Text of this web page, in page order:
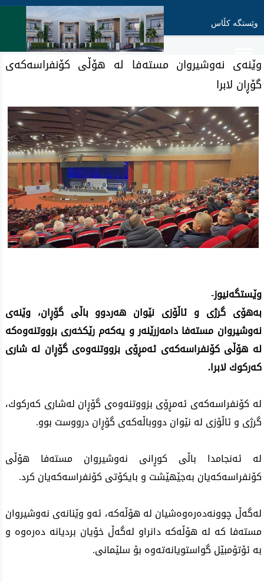
وێستگە کڵاس
وێنه‌ی نه‌وشیروان مسته‌فا له‌ هۆڵی كۆنفراسه‌كه‌ی
گۆڕان لابرا
وێستگه‌نیوز-
به‌هۆی‌ گرژی‌ و ئاڵۆزی‌ نێوان هه‌ردوو باڵی‌ گۆڕان، وێنه‌ی
نه‌وشیروان مسته‌فا دامه‌زرێنه‌ر و یه‌كه‌م رێكخه‌ری‌ بزووتنه‌وه‌كه‌
له‌ هۆڵی كۆنفراسه‌كه‌ی ئه‌مڕۆی‌ بزووتنه‌وه‌ی‌ گۆڕان له‌ شاری‌
كه‌ركوك لابرا.
له‌ كۆنفراسه‌كه‌ی ئه‌مڕۆی‌ بزووتنه‌وه‌ی گۆڕان له‌شاری كه‌ركوك،
گرژی و ئاڵۆزی له‌ نێوان دووباڵه‌كه‌ی گۆڕان درووست بوو.
له‌ ئه‌نجامدا باڵی كوڕانی نه‌وشیروان مسته‌فا هۆڵی
كۆنفراسه‌كه‌یان به‌جێهێشت و بایكۆتی كۆنفراسه‌كه‌یان كرد.
له‌گه‌ڵ چوونه‌ده‌ره‌وه‌شیان له‌ هۆڵه‌كه‌، ئه‌و وێنانه‌ی نه‌وشیروان
مسته‌فا كه‌ له‌ هۆڵه‌كه‌ دانراو له‌گه‌ڵ خۆیان بردیانه‌ ده‌ره‌وه‌ و
به‌ ئۆتۆمبێل گواستویانه‌ته‌وه‌ بۆ سلێمانی.